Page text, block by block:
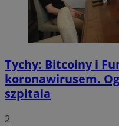
Tychy: Bitcoiny i
koronawirusem.
szpitala
2